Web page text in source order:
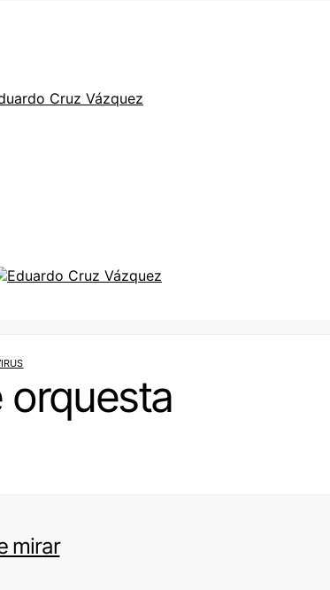
orquesta
mirar